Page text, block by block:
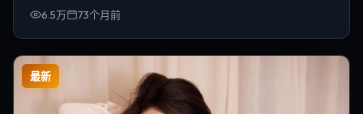
6.5万 73个月前
最新